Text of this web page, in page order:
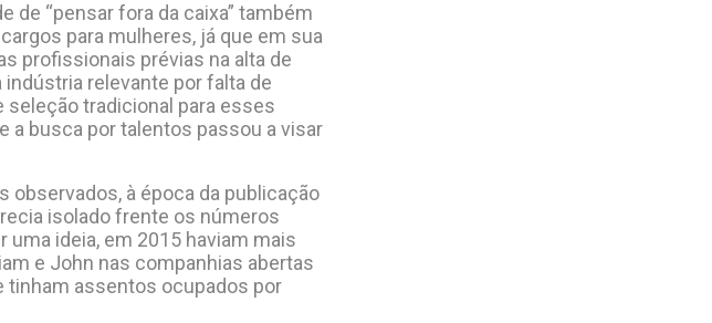
de “pensar fora da caixa” também
para mulheres, já que em sua
profissionais prévias na alta de
relevante por falta de
tradicional para esses
busca por talentos passou a visar
à época da publicação
isolado frente os números
uma ideia, em 2015 haviam mais
e John nas companhias abertas
tinham assentos ocupados por